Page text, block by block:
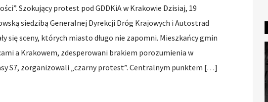
Szokujący protest pod GDDKiA w Krakowie Dzisiaj, 19
siedzibą Generalnej Dyrekcji Dróg Krajowych i Autostrad
się sceny, których miasto długo nie zapomni. Mieszkańcy gmin
a Krakowem, zdesperowani brakiem porozumienia w
S7, zorganizowali „czarny protest”. Centralnym punktem […]